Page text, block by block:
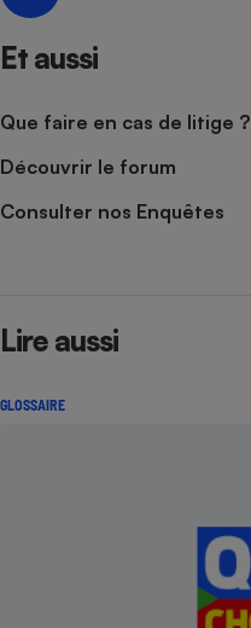
Et aussi
Que faire en cas de litige ?
Découvrir le forum
Consulter nos Enquêtes
Lire aussi
GLOSSAIRE